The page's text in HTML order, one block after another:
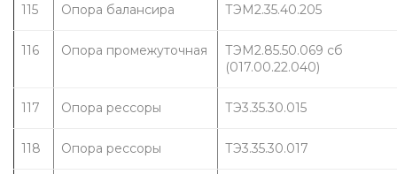
115 Опора балансира ТЭМ2.35.40.205
116 Опора промежуточная
ТЭМ2.85.50.069 сб
(017.00.22.040)
117 Опора рессоры ТЭ3.35.30.015
118 Опора рессоры ТЭ3.35.30.017